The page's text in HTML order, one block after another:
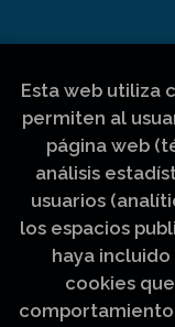
Esta web utiliza
permiten al
página web
análisis
usuarios
los espacios
haya
cookies
comportamiento